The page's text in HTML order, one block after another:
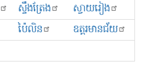
ស្ទឹងត្រែង
ស្វាយរៀង
ប៉ៃលិន
ឧត្ដរមានជ័យ